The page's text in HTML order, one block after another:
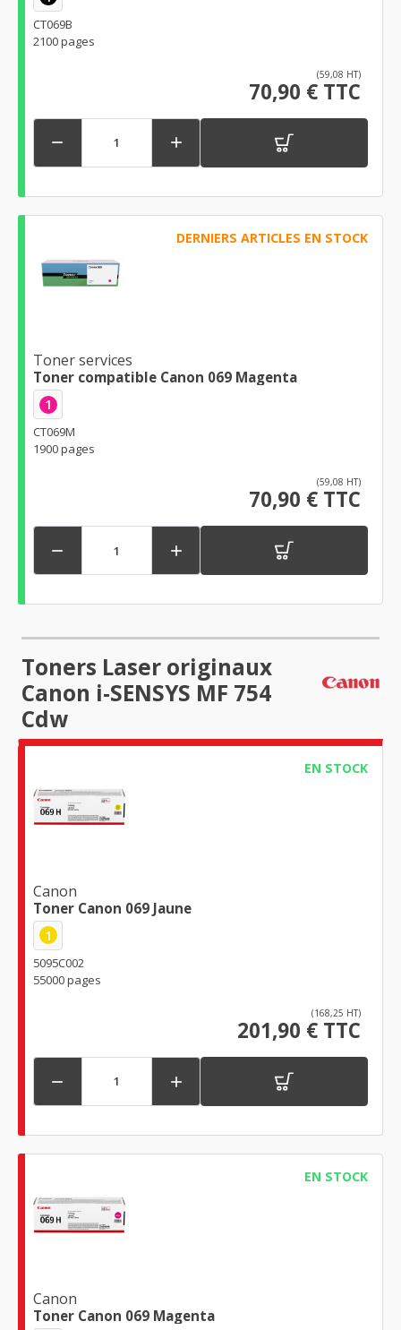
CT069B
2100 pages
(59,08 HT)
70,90 € TTC
 
DERNIERS ARTICLES EN STOCK
Toner services
Toner compatible Canon 069 Magenta
1
CT069M
1900 pages
(59,08 HT)
70,90 € TTC
 
Toners Laser originaux
Canon i-SENSYS MF 754
Cdw
EN STOCK
Canon
Toner Canon 069 Jaune
1
5095C002
55000 pages
(168,25 HT)
201,90 € TTC
 
EN STOCK
Canon
Toner Canon 069 Magenta